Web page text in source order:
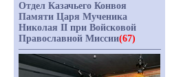
Отдел Казачьего Конвоя
Памяти Царя Мученика
Николая II при Войсковой
Православной Миссии(67)